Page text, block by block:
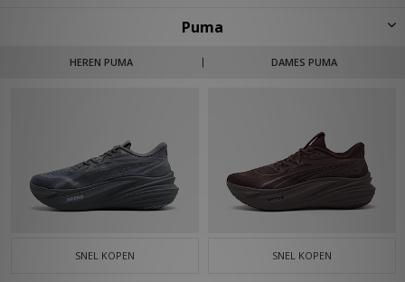
Puma
HEREN PUMA DAMES PUMA
Gevoed door rivaliteit tussen de broers, werd Puma opgericht door
Rudolf Dassler - de broer van Adidas, Adolf Dassler. Voor het eerst erkend
SNEL KOPEN SNEL KOPEN